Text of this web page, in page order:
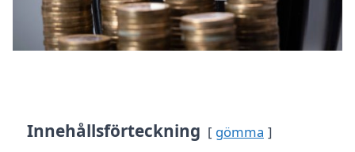
Innehållsförteckning gömma